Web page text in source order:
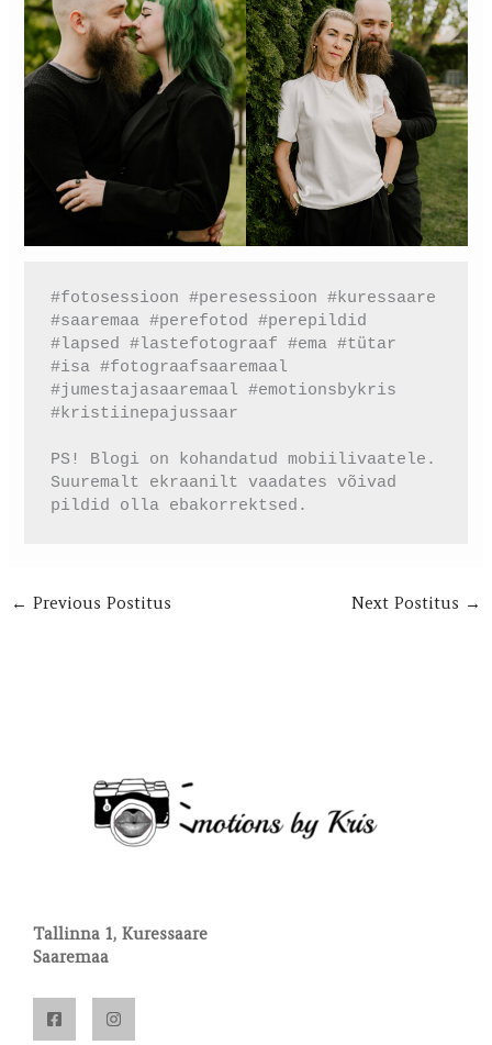
#fotosessioon #peresessioon #kuressaare
#saaremaa #perefotod #perepildid
#lapsed #lastefotograaf #ema #tütar
#isa #fotograafsaaremaal
#jumestajasaaremaal #emotionsbykris
#kristiinepajussaar
PS! Blogi on kohandatud mobiilivaatele.
Suuremalt ekraanilt vaadates võivad
pildid olla ebakorrektsed.
← Previous Postitus Next Postitus →
Tallinna 1, Kuressaare
Saaremaa